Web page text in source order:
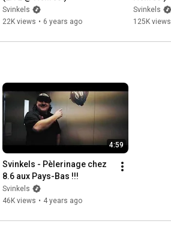
Svinkels
22K views • 6 years ago
Svinkels
125K views
4:59
Svinkels - Pèlerinage chez
8.6 aux Pays-Bas !!!
Svinkels
46K views • 4 years ago